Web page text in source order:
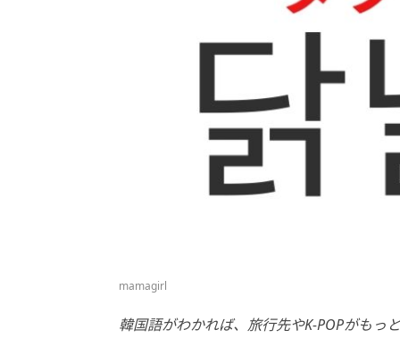
mamagirl
韓国語がわかれば、旅行先やK-POPがもっ